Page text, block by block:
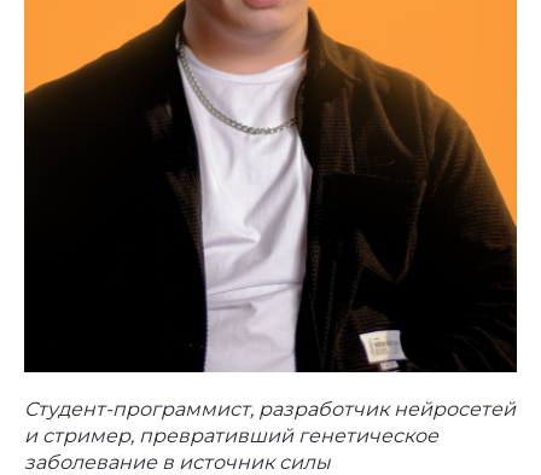
Студент-программист, разработчик нейросетей
и стример, превративший генетическое
заболевание в источник силы